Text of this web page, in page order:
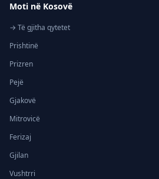
Moti në Kosovë
→ Të gjitha qytetet
Prishtinë
Prizren
Pejë
Gjakovë
Mitrovicë
Ferizaj
Gjilan
Vushtrri